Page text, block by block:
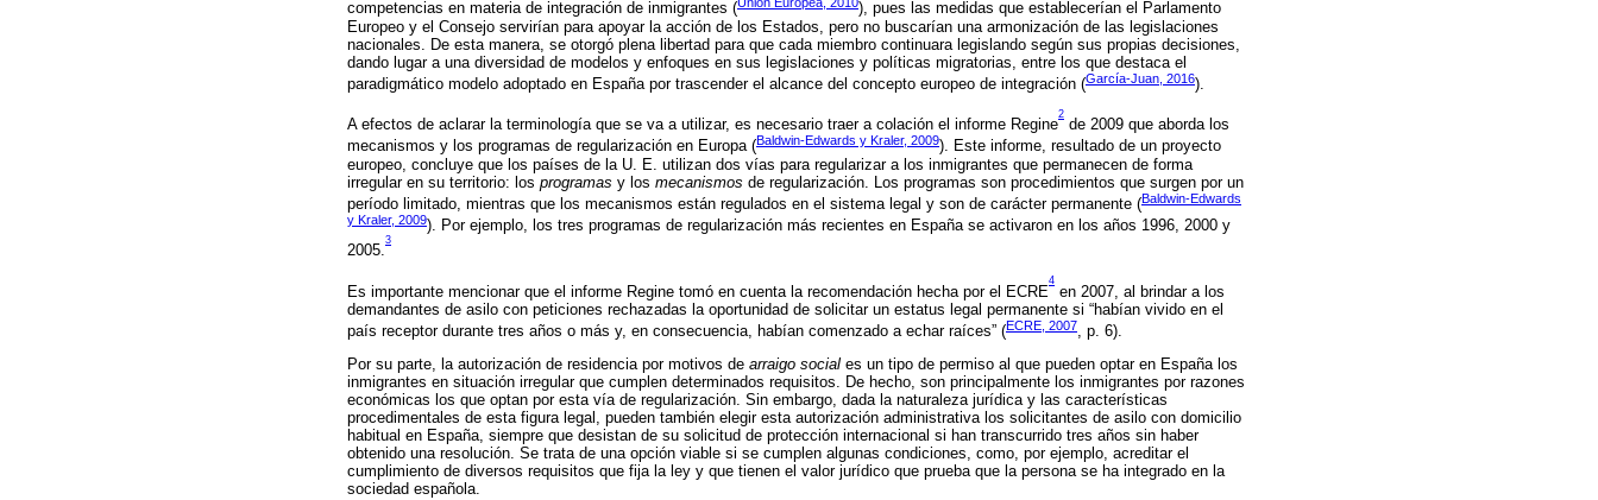
competencias en materia de integración de inmigrantes (
), pues las medidas que establecerían el Parlamento
Europeo y el Consejo servirían para apoyar la acción de los Estados, pero no buscarían una armonización de las legislaciones
nacionales. De esta manera, se otorgó plena libertad para que cada miembro continuara legislando según sus propias decisiones,
dando lugar a una diversidad de modelos y enfoques en sus legislaciones y políticas migratorias, entre los que destaca el
paradigmático modelo adoptado en España por trascender el alcance del concepto europeo de integración (García-Juan, 2016).
A efectos de aclarar la terminología que se va a utilizar, es necesario traer a colación el informe Regine
2
de 2009 que aborda los
mecanismos y los programas de regularización en Europa (Baldwin-Edwards y Kraler, 2009). Este informe, resultado de un proyecto
europeo, concluye que los países de la U. E. utilizan dos vías para regularizar a los inmigrantes que permanecen de forma
irregular en su territorio: los programas y los mecanismos de regularización. Los programas son procedimientos que surgen por un
período limitado, mientras que los mecanismos están regulados en el sistema legal y son de carácter permanente (Baldwin-Edwards
y Kraler, 2009). Por ejemplo, los tres programas de regularización más recientes en España se activaron en los años 1996, 2000 y
2005.
3
Es importante mencionar que el informe Regine tomó en cuenta la recomendación hecha por el ECRE
4
en 2007, al brindar a los
demandantes de asilo con peticiones rechazadas la oportunidad de solicitar un estatus legal permanente si “habían vivido en el
país receptor durante tres años o más y, en consecuencia, habían comenzado a echar raíces” (ECRE, 2007, p. 6).
Por su parte, la autorización de residencia por motivos de arraigo social es un tipo de permiso al que pueden optar en España los
inmigrantes en situación irregular que cumplen determinados requisitos. De hecho, son principalmente los inmigrantes por razones
económicas los que optan por esta vía de regularización. Sin embargo, dada la naturaleza jurídica y las características
procedimentales de esta figura legal, pueden también elegir esta autorización administrativa los solicitantes de asilo con domicilio
habitual en España, siempre que desistan de su solicitud de protección internacional si han transcurrido tres años sin haber
obtenido una resolución. Se trata de una opción viable si se cumplen algunas condiciones, como, por ejemplo, acreditar el
cumplimiento de diversos requisitos que fija la ley y que tienen el valor jurídico que prueba que la persona se ha integrado en la
sociedad española.